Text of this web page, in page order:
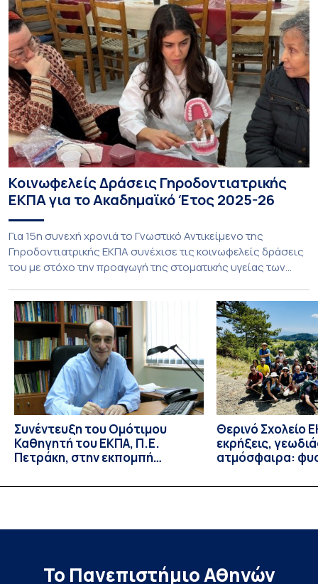
Κοινωφελείς Δράσεις Γηροδοντιατρικής
ΕΚΠΑ για το Ακαδημαϊκό Έτος 2025-26
Για 15η συνεχή χρονιά το Γνωστικό Αντικείμενο της
Γηροδοντιατρικής ΕΚΠΑ συνέχισε τις κοινωφελείς δράσεις
του με στόχο την προαγωγή της στοματικής υγείας των
υποχρεωτικής «κοινωφελούς μάθησης» στο μάθημα της
Γηροδοντιατρικής 10ου εξαμήνου, περιλάμβανε
εκπαιδευτικές δραστηριότητες στο Γηροκομείο-
Πτωχοκομείο Αθηνών, στο Οδοντιατρικό Τμήμα/Μονάδα
ΑΜΕΑ Ενηλίκων Ασκληπιείου Βούλας, στο Κέντρο
Γηριατρικής […]
Συνέντευξη του Ομότιμου
Καθηγητή του ΕΚΠΑ, Π.Ε.
Πετράκη, στην εκπομπή
Θερινό Σχολείο
εκρήξεις,
ατμόσφαιρα:
βιολογικές
Το Πανεπιστήμιο Αθηνών